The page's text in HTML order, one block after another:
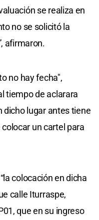
se realiza en
no se solicitó la
afirmaron.
no hay fecha",
tiempo de aclarara
dicho lugar antes tiene
un cartel para
colocación en dicha
calle Iturraspe,
que en su ingreso